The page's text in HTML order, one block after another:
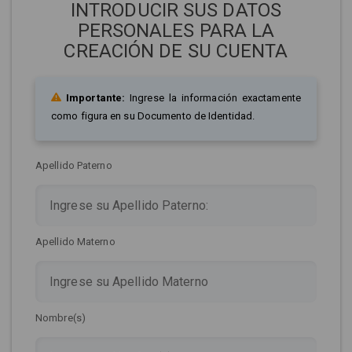
INTRODUCIR SUS DATOS
PERSONALES PARA LA
CREACIÓN DE SU CUENTA
Importante: Ingrese la información exactamente
como figura en su Documento de Identidad.
Apellido Paterno
Apellido Materno
Nombre(s)